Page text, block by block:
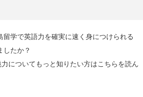
留学で英語力を確実に速く身につけられる
したか？
についてもっと知りたい方はこちらを読ん